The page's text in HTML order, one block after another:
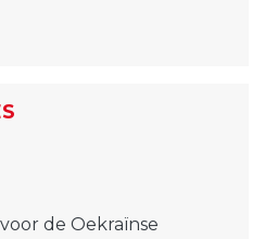
de Oekraïnse